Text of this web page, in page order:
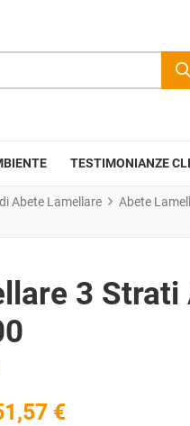
TESTIMONIANZE
Abete Lamellare
Abete
3
€